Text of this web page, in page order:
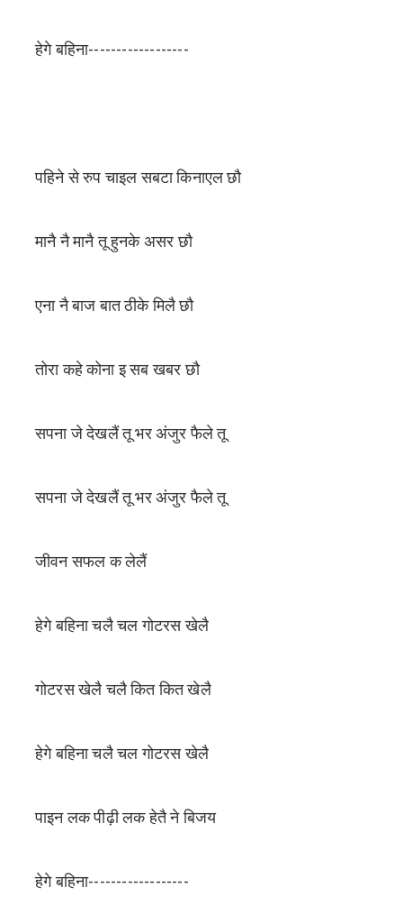
हेगे बहिना------------------
पहिने से रुप चाइल सबटा किनाएल छौ
मानै नै मानै तू हुनके असर छौ
एना नै बाज बात ठीके मिलै छौ
तोरा कहे कोना इ सब खबर छौ
सपना जे देखलैं तू भर अंजुर फैले तू
सपना जे देखलैं तू भर अंजुर फैले तू
जीवन सफल क लेलैं
हेगे बहिना चलै चल गोटरस खेलै
गोटरस खेलै चलै कित कित खेलै
हेगे बहिना चलै चल गोटरस खेलै
पाइन लक पीढ़ी लक हेतै ने बिजय
हेगे बहिना------------------